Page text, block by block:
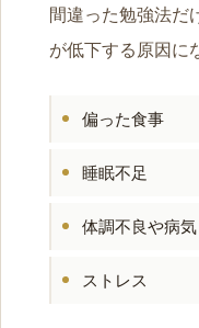
間違った勉強法だ
が低下する原因に
偏った食事
睡眠不足
体調不良や病気
ストレス